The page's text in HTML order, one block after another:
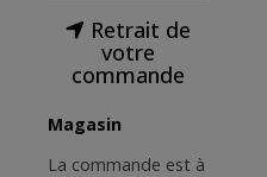
Retrait de
votre
commande
Magasin
La commande est à